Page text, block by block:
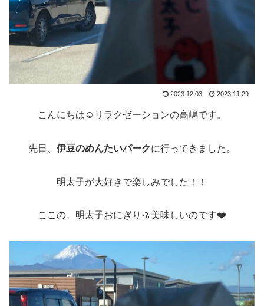
2023.12.03 2023.11.29
こんにちは☺️リラクゼーションの高嶋です。
先日、 伊豆のめんたいパークに行ってきました。
明太子が大好きで楽しみでした！！
ここの、明太子おにぎり🍙美味しいのです❤️